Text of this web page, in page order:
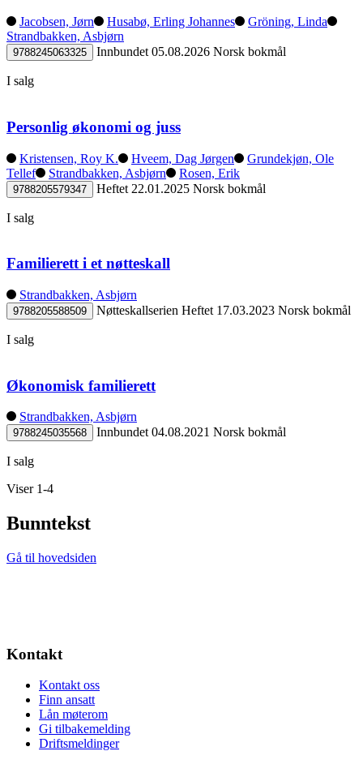
Jacobsen, Jørn Husabø, Erling Johannes
Gröning, Linda
Strandbakken, Asbjørn
9788245063325 Innbundet 05.08.2026 Norsk bokmål
I salg
Personlig økonomi og juss
Kristensen, Roy K. Hveem, Dag Jørgen
Grundekjøn, Ole
Tellef
Strandbakken, Asbjørn Rosen, Erik
9788205579347 Heftet 22.01.2025 Norsk bokmål
I salg
Familierett i et nøtteskall
Strandbakken, Asbjørn
9788205588509 Nøtteskallserien Heftet 17.03.2023 Norsk bokmål
I salg
Økonomisk familierett
Strandbakken, Asbjørn
9788245035568 Innbundet 04.08.2021 Norsk bokmål
I salg
Viser 1-4
Bunntekst
Gå til hovedsiden
Kontakt
Kontakt oss
Finn ansatt
Lån møterom
Gi tilbakemelding
Driftsmeldinger